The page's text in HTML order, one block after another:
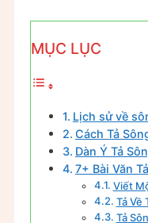
MỤC LỤC
Lịch sử về
Cách Tả
Dàn Ý Tả
7+ Bài Văn
Viết
Tả Về
Tả